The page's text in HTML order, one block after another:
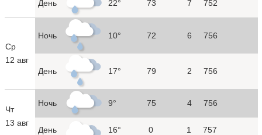
День 22° 73 7 752
Ср
12 авг
Ночь 10° 72 6 756
День 17° 79 2 756
Чт
13 авг
Ночь 9° 75 4 756
День 16° 0 1 757